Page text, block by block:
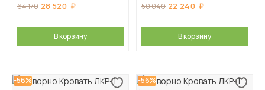
64 170 28 520
В корзину
50 040 22 240
В корзину
-56% -56%